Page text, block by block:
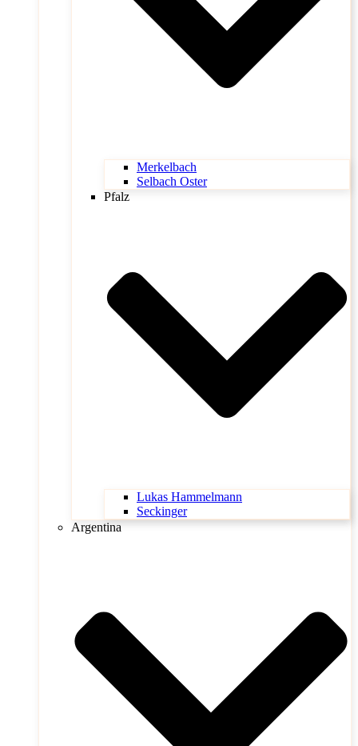
Merkelbach
Selbach Oster
Pfalz
Lukas Hammelmann
Seckinger
Argentina